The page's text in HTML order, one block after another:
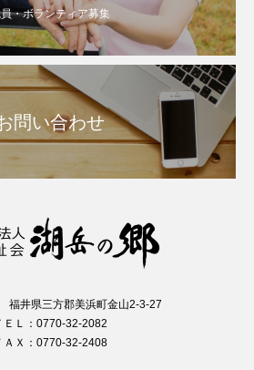
・ボランティア募集
問い合わせ
井県三方郡美浜町金山2-3-27
ＥＬ：0770-32-2082
ＡＸ：0770-32-2408